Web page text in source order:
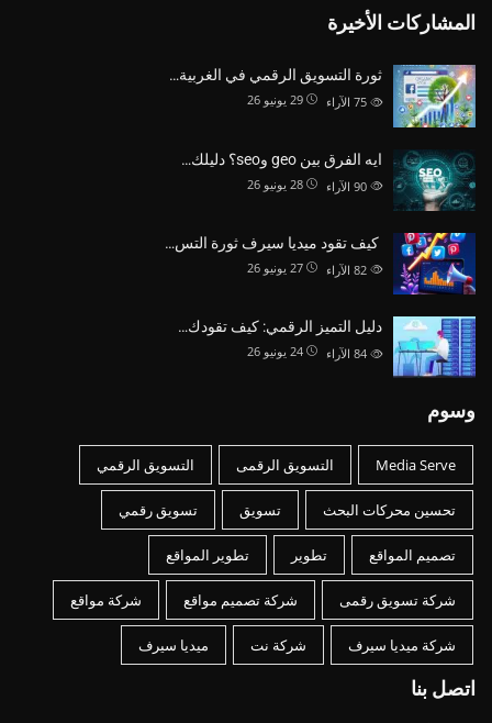
المشاركات الأخيرة
ثورة التسويق الرقمي في الغربية…
29 يونيو 26 الآراء
ايه الفرق بين geo وseo؟ دليلك…
28 يونيو 26 الآراء
كيف تقود ميديا سيرف ثورة التس…
27 يونيو 26 الآراء
دليل التميز الرقمي: كيف تقودك…
24 يونيو 26 الآراء
وسوم
Media Serve التسويق الرقمى التسويق الرقمي
تحسين محركات البحث تسويق تسويق رقمي
تصميم المواقع تطوير تطوير المواقع
شركة تسويق رقمى شركة تصميم مواقع شركة مواقع
شركة ميديا سيرف شركة نت ميديا سيرف
اتصل بنا